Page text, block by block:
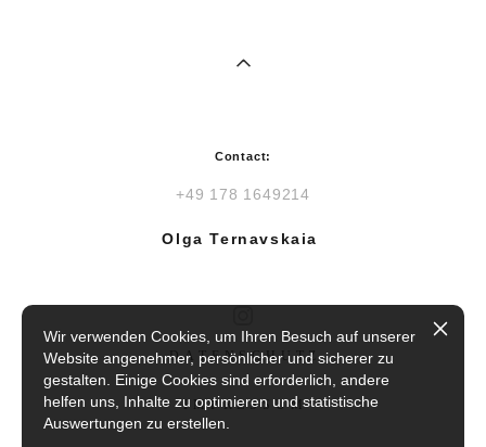
Contact:
+49 178 1649214
Olga Ternavskaia
DATENSCHUTZ
IMPRESSUM
Wir verwenden Cookies, um Ihren Besuch auf unserer
Website angenehmer, persönlicher und sicherer zu
gestalten. Einige Cookies sind erforderlich, andere
helfen uns, Inhalte zu optimieren und statistische
Auswertungen zu erstellen.